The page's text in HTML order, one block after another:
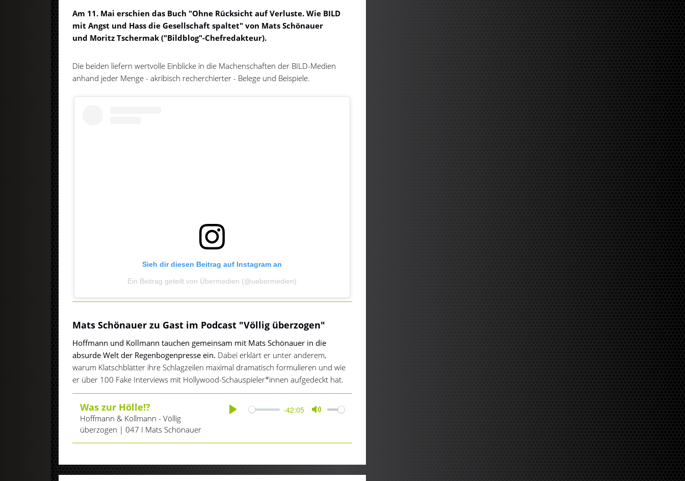
Am 11. Mai erschien das Buch "Ohne Rücksicht auf Verluste. Wie BILD
mit Angst und Hass die Gesellschaft spaltet" von Mats Schönauer
und Moritz Tschermak ("Bildblog"-Chefredakteur).
Die beiden liefern wertvolle Einblicke in die Machenschaften der BILD-Medien
anhand jeder Menge - akribisch recherchierter - Belege und Beispiele.
Sieh dir diesen Beitrag auf Instagram an
Ein Beitrag geteilt von Übermedien (@uebermedien)
Mats Schönauer zu Gast im Podcast "Völlig überzogen"
Hoffmann und Kollmann tauchen gemeinsam mit Mats Schönauer in die
absurde Welt der Regenbogenpresse ein. Dabei erklärt er unter anderem,
warum Klatschblätter ihre Schlagzeilen maximal dramatisch formulieren und wie
er über 100 Fake Interviews mit Hollywood-Schauspieler*innen aufgedeckt hat.
Was zur Hölle!?
Hoffmann & Kollmann - Völlig
überzogen | 047 I Mats Schönauer
-42:05